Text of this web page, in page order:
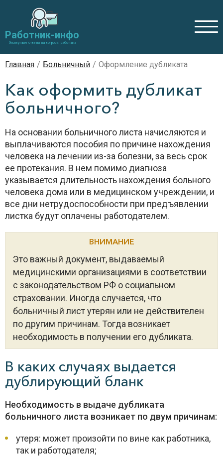
Работник-инфо
Экспертные ответы на вопросы работника
Главная / Больничный / Оформление дубликата
Как оформить дубликат
больничного?
На основании больничного листа начисляются и
выплачиваются пособия по причине нахождения
человека на лечении из-за болезни, за весь срок
ее протекания. В нем помимо диагноза
указывается длительность нахождения больного
человека дома или в медицинском учреждении, и
все дни нетрудоспособности при предъявлении
листка будут оплачены работодателем.
ВНИМАНИЕ
Это важный документ, выдаваемый
медицинскими организациями в соответствии
с законодательством РФ о социальном
страховании. Иногда случается, что
больничный лист утерян или не действителен
по другим причинам. Тогда возникает
необходимость в получении его дубликата.
В каких случаях выдается
дублирующий бланк
Необходимость в выдаче дубликата
больничного листа возникает по двум причинам:
утеря: может произойти по вине как работника,
так и работодателя;